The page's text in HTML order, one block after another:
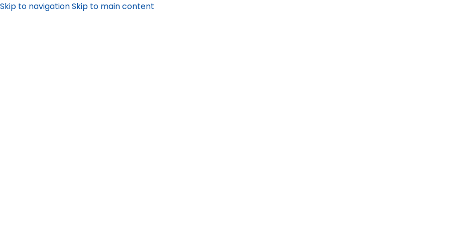
Skip to navigationSkip to main content